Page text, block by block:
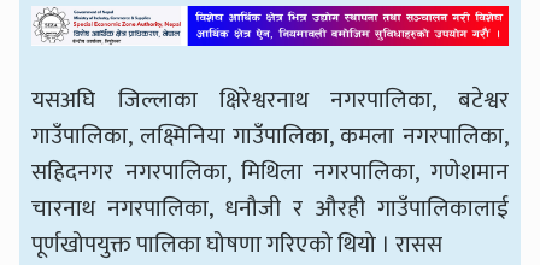
यसअघि जिल्लाका क्षिरेश्वरनाथ नगरपालिका, बटेश्वर
गाउँपालिका, लक्ष्मिनिया गाउँपालिका, कमला नगरपालिका,
सहिदनगर नगरपालिका, मिथिला नगरपालिका, गणेशमान
चारनाथ नगरपालिका, धनौजी र औरही गाउँपालिकालाई
पूर्णखोपयुक्त पालिका घोषणा गरिएको थियो । रासस